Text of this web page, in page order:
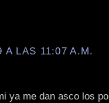
A LAS 11:07 A.M.
ya me dan asco los